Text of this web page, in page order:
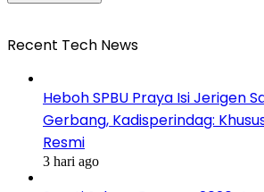
Recent Tech News
Heboh SPBU Praya Isi Jerigen
Gerbang, Kadisperindag:
Resmi
3 hari ago